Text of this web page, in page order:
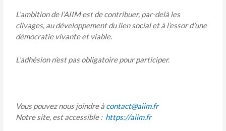
L’ambition de l’AIIM est de contribuer, par-delà les
clivages, au développement du lien social et à l’essor d’une
démocratie vivante et viable.
L’adhésion n’est pas obligatoire pour participer.
Vous pouvez nous joindre à contact@aiim.fr
Notre site, est accessible : https://aiim.fr